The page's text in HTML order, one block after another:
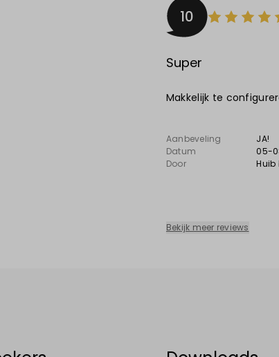
10
Super
Makkelijk te
Aanbeveling
JA!
Datum
05-
Door
Huib
Bekijk meer reviews